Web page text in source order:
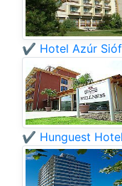
✔️ Hotel Azúr
✔️ Hunguest